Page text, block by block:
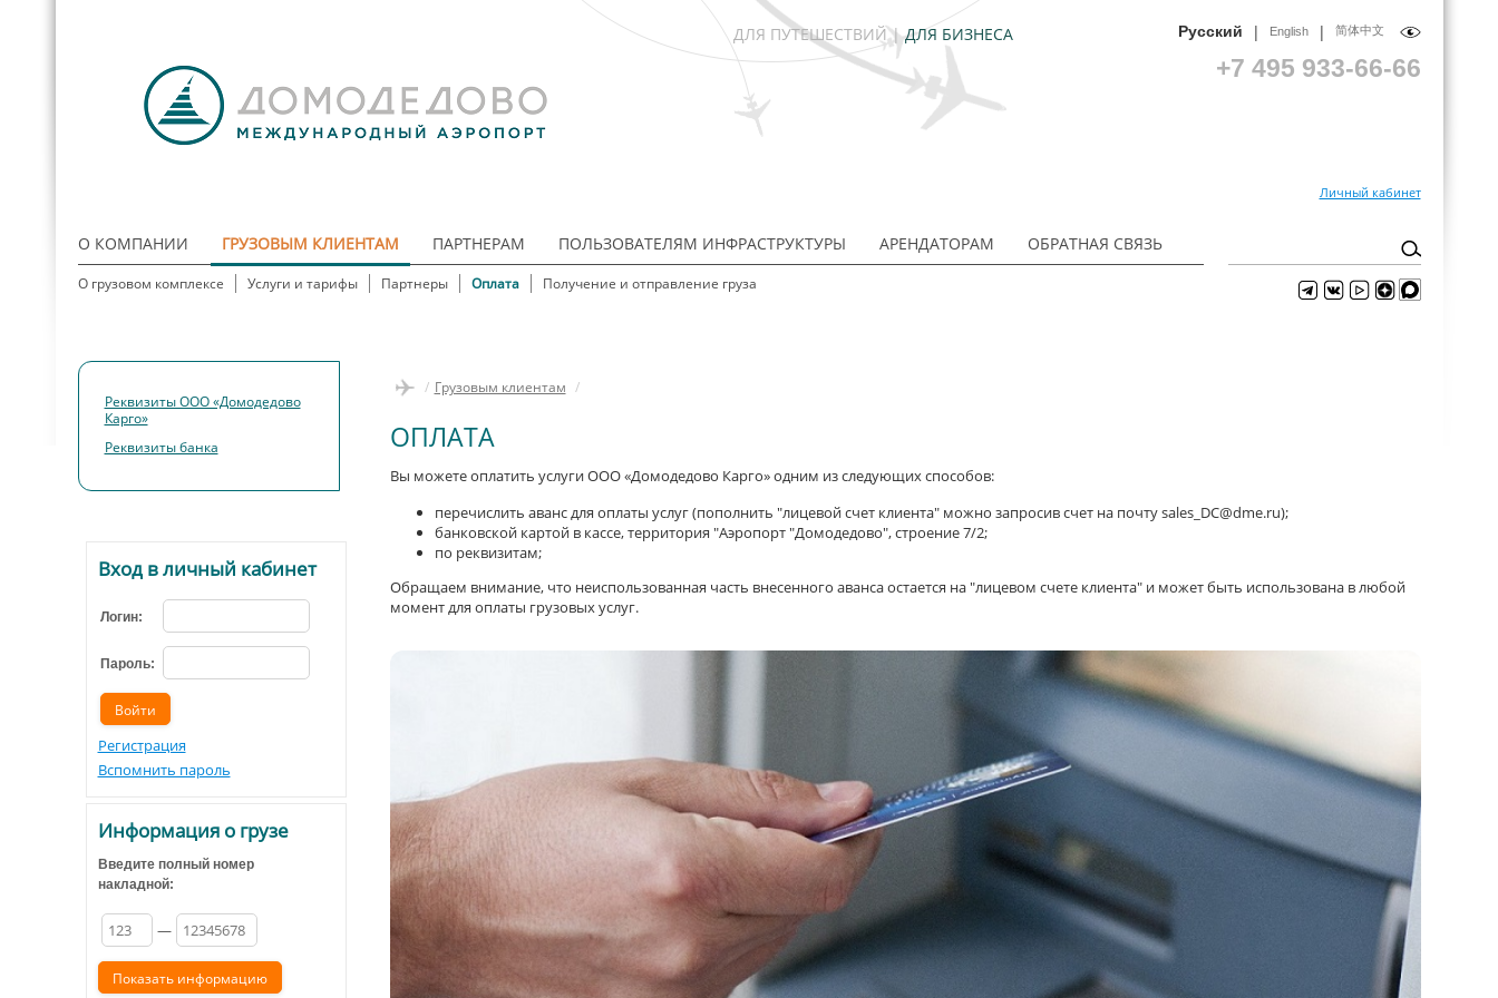
ДЛЯ ПУТЕШЕСТВИЙ | ДЛЯ БИЗНЕСА Русский | English| 简体中文
+7 495 933-66-66
Личный кабинет
О КОМПАНИИ ГРУЗОВЫМ КЛИЕНТАМ ПАРТНЕРАМ ПОЛЬЗОВАТЕЛЯМ ИНФРАСТРУКТУРЫ АРЕНДАТОРАМ ОБРАТНАЯ СВЯЗЬ
О грузовом комплексе Услуги и тарифы Партнеры Оплата Получение и отправление груза
Реквизиты ООО «Домодедово
Карго»
Реквизиты банка
Вход в личный кабинет
Логин:
Пароль:
Регистрация
Вспомнить пароль
Информация о грузе
Введите полный номер
накладной:
—
/ Грузовым клиентам /
ОПЛАТА
Вы можете оплатить услуги ООО «Домодедово Карго» одним из следующих способов:
перечислить аванс для оплаты услуг (пополнить "лицевой счет клиента" можно запросив счет на почту sales_DC@dme.ru);
банковской картой в кассе, территория "Аэропорт "Домодедово", строение 7/2;
по реквизитам;
Обращаем внимание, что неиспользованная часть внесенного аванса остается на "лицевом счете клиента" и может быть использована в любой
момент для оплаты грузовых услуг.